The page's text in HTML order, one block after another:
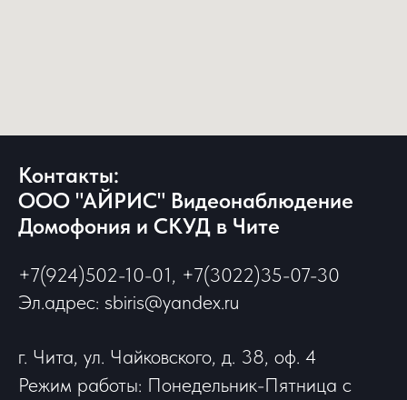
Контакты:
ООО "АЙРИС" Видеонаблюдение
Домофония и СКУД в Чите
+7(924)502-10-01, +7(3022)35-07-30
Эл.адрес: sbiris@yandex.ru
г. Чита, ул. Чайковского, д. 38, оф. 4
Режим работы: Понедельник-Пятница с